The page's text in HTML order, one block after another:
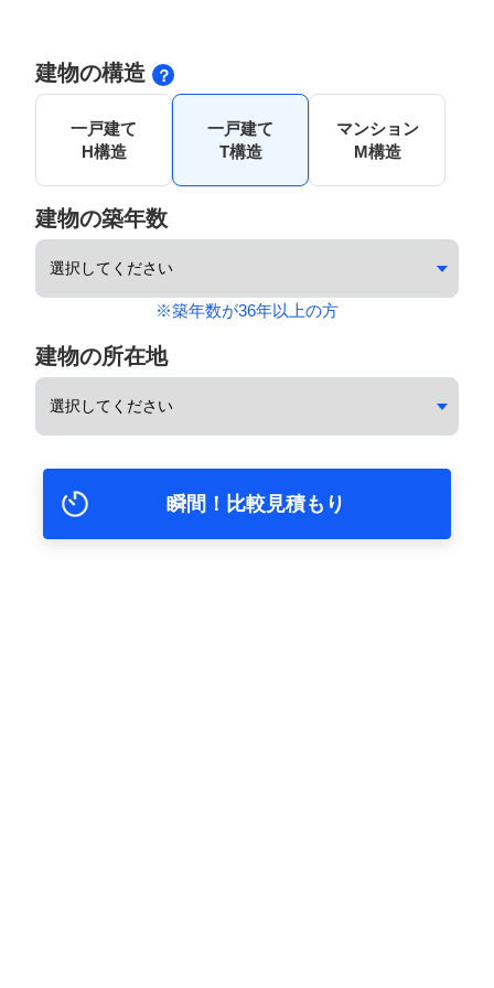
建物の構造
一戸建て
H構造
一戸建て
T構造
マンション
M構造
建物の築年数
※築年数が36年以上の方
建物の所在地
瞬間！比較見積もり